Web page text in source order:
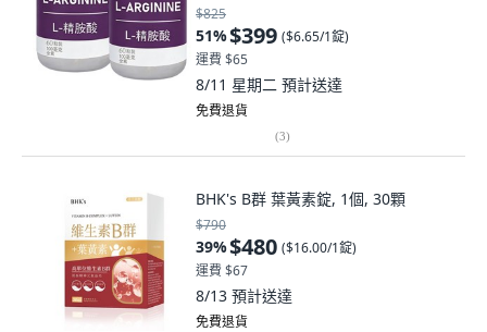
$825
51%$399 ($6.65/1錠)
運費 $65
8/11 星期二 預計送達
免費退貨
(3)
BHK's B群 葉黃素錠, 1個, 30顆
$790
39%$480 ($16.00/1錠)
運費 $67
8/13 預計送達
免費退貨